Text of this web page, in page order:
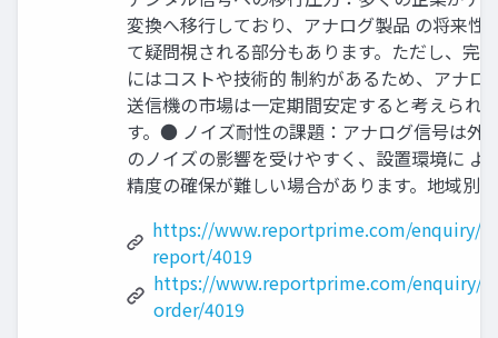
変換へ移行しており、アナログ製品 の将来性
て疑問視される部分もあります。ただし、完
にはコストや技術的 制約があるため、アナロ
送信機の市場は一定期間安定すると考えられ
す。​ ●​ ノイズ耐性の課題：アナログ信号は外
のノイズの影響を受けやすく、設置環境に よ
精度の確保が難しい場合があります。​ 地域別
https://www.reportprime.com/enquiry/
report/4019
https://www.reportprime.com/enquiry/
order/4019